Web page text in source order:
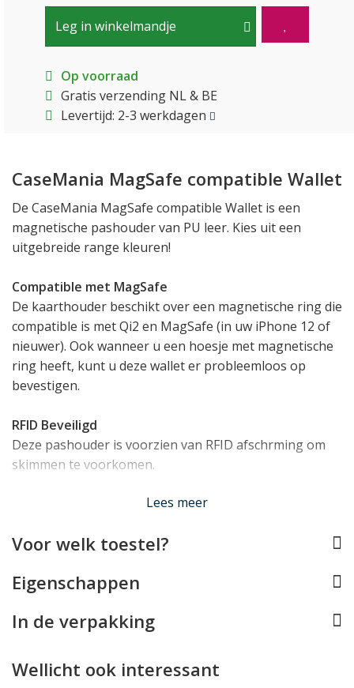
Leg in winkelmandje
Op voorraad
Gratis verzending NL & BE
Levertijd: 2-3 werkdagen
CaseMania MagSafe compatible Wallet
De CaseMania MagSafe compatible Wallet is een
magnetische pashouder van PU leer. Kies uit een
uitgebreide range kleuren!
Compatible met MagSafe
De kaarthouder beschikt over een magnetische ring die
compatible is met Qi2 en MagSafe (in uw iPhone 12 of
nieuwer). Ook wanneer u een hoesje met magnetische
ring heeft, kunt u deze wallet er probleemloos op
bevestigen.
RFID Beveiligd
Deze pashouder is voorzien van RFID afschrming om
skimmen te voorkomen.
Lees minder
Lees meer
Voor welk toestel?
Eigenschappen
In de verpakking
Wellicht ook interessant